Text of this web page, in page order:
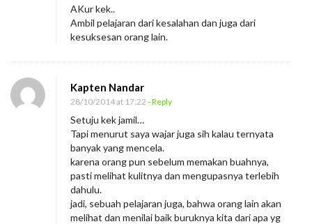
AKur kek..
Ambil pelajaran dari kesalahan dan juga dari
kesuksesan orang lain.
Kapten Nandar
28/10/2014 at 17:22 - Reply
Setuju kek jamil…
Tapi menurut saya wajar juga sih kalau ternyata
banyak yang mencela.
karena orang pun sebelum memakan buahnya,
pasti melihat kulitnya dan mengupasnya terlebih
dahulu.
jadi, sebuah pelajaran juga, bahwa orang lain akan
melihat dan menilai baik buruknya kita dari apa yg